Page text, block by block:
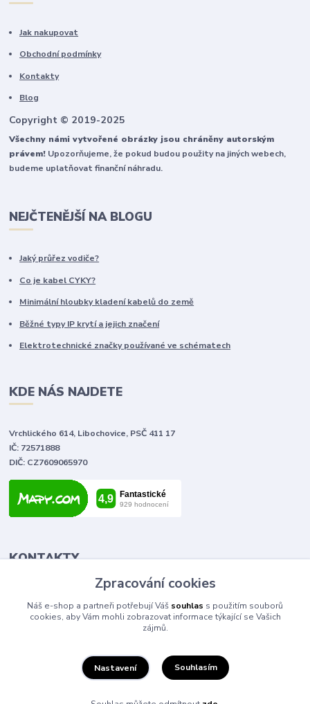
Jak nakupovat
Obchodní podmínky
Kontakty
Blog
Copyright © 2019-2025
Všechny námi vytvořené obrázky jsou chráněny autorským
právem! Upozorňujeme, že pokud budou použity na jiných webech,
budeme uplatňovat finanční náhradu.
NEJČTENĚJŠÍ NA BLOGU
Jaký průřez vodiče?
Co je kabel CYKY?
Minimální hloubky kladení kabelů do země
Běžné typy IP krytí a jejich značení
Elektrotechnické značky používané ve schématech
KDE NÁS NAJDETE
Vrchlického 614, Libochovice, PSČ 411 17
IČ: 72571888
DIČ: CZ7609065970
KONTAKTY
Tomáš Vlček
+420 702 090 443
volejte od 9,00 - 20,00 hod
info@elektromaterial.cz
Zpracování cookies
Náš e-shop a partneři potřebují Váš souhlas s použitím souborů
cookies, aby Vám mohli zobrazovat informace týkající se Vašich
zájmů.
Nastavení Souhlasím